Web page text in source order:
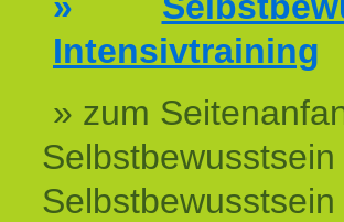
Intensivtraining
» zum
Selbstbewusstsein